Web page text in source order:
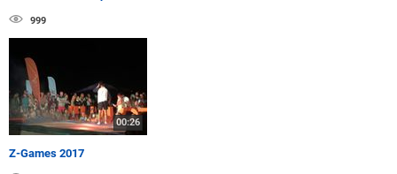
999
00:26
Z-Games 2017